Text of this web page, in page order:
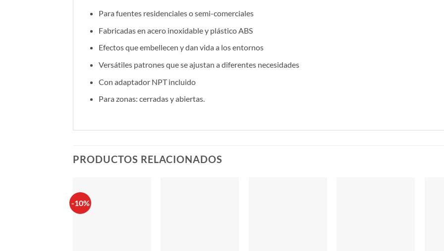
Para fuentes residenciales o semi-comerciales
Fabricadas en acero inoxidable y plástico ABS
Efectos que embellecen y dan vida a los entornos
Versátiles patrones que se ajustan a diferentes necesidades
Con adaptador NPT incluido
Para zonas: cerradas y abiertas.
PRODUCTOS RELACIONADOS
-10%